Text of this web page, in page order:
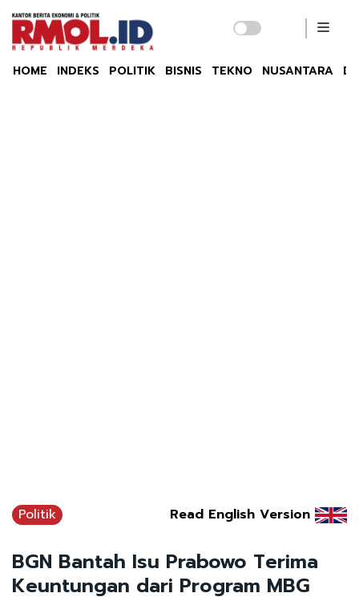
HOME INDEKS POLITIK BISNIS TEKNO NUSANTARA
Politik Read English Version
BGN Bantah Isu Prabowo Terima
Keuntungan dari Program MBG